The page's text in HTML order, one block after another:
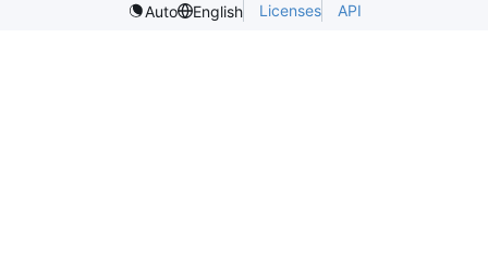
Auto
English Licenses API